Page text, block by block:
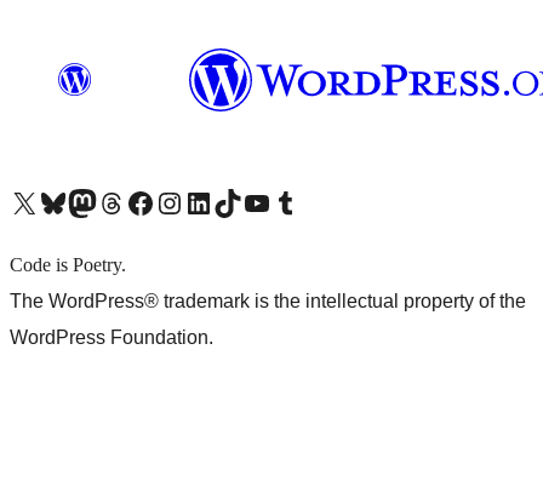
X (旧 Twitter) アカウントへBluesky アカウントへMastodon アカウントへThreads アカウントへ Facebook ページへInstagram アカウントへ LinkedIn アカウントへTikTok アカウントへYouTube チャンネルへ Tumblr アカウントへ
Code is Poetry.
The WordPress® trademark is the intellectual property of the
WordPress Foundation.